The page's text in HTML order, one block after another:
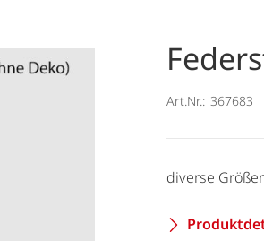
Art.Nr.: 367683
diverse